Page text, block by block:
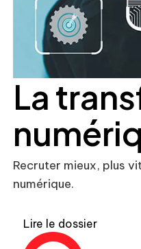
La
Recruter mieux, plus
numérique.
Lire le dossier